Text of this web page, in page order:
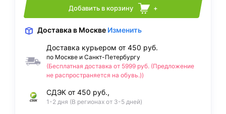
Добавить в корзину +
Доставка в Москве Изменить
Доставка курьером от 450 руб.
по Москве и Санкт-Петербургу
(Бесплатная доставка от 5999 руб. (Предложение
не распространяется на обувь.))
СДЭК от 450 руб.,
1-2 дня (В регионах от 3-5 дней)